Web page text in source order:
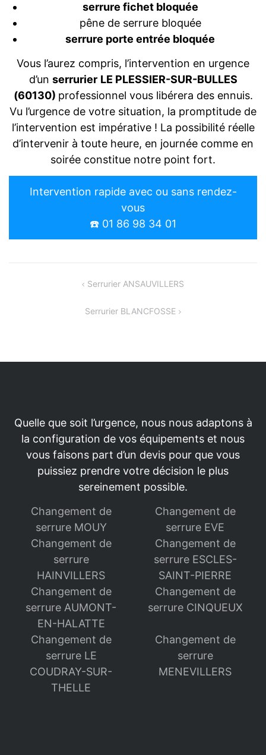
serrure fichet bloquée
pêne de serrure bloquée
serrure porte entrée bloquée
Vous l’aurez compris, l’intervention en urgence
d’un serrurier LE PLESSIER-SUR-BULLES
(60130) professionnel vous libérera des ennuis.
Vu l’urgence de votre situation, la promptitude de
l’intervention est impérative ! La possibilité réelle
d’intervenir à toute heure, en journée comme en
soirée constitue notre point fort.
Intervention rapide avec ou sans rendez-
vous
☎️ 01 86 98 34 01
Navigation Serrurier ANSAUVILLERS
Serrurier BLANCFOSSE
Quelle que soit l’urgence, nous nous adaptons à
la configuration de vos équipements et nous
vous faisons part d’un devis pour que vous
puissiez prendre votre décision le plus
sereinement possible.
Changement de
serrure MOUY
Changement de
serrure EVE
Changement de
serrure
HAINVILLERS
Changement de
serrure ESCLES-
SAINT-PIERRE
Changement de
serrure AUMONT-
EN-HALATTE
Changement de
serrure CINQUEUX
Changement de
serrure LE
COUDRAY-SUR-
THELLE
Changement de
serrure
MENEVILLERS